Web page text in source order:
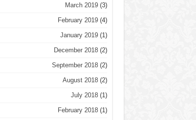
March 2019(3)
February 2019(4)
January 2019(1)
December 2018(2)
September 2018(2)
August 2018(2)
July 2018(1)
February 2018(1)